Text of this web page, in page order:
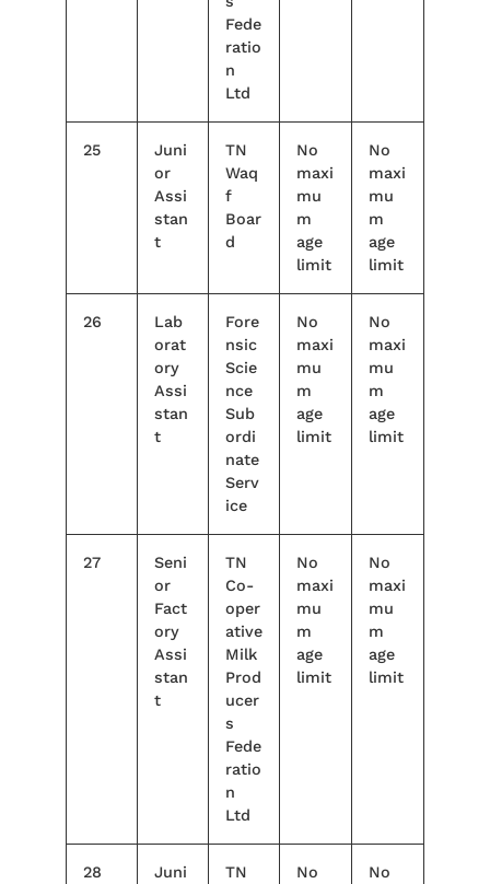
Fede
ratio
n
Ltd
25
Juni
or
Assi
stan
t
TN
Waq
f
Boar
d
No
maxi
mu
m
age
limit
No
maxi
mu
m
age
limit
26
Lab
orat
ory
Assi
stan
t
Fore
nsic
Scie
nce
Sub
ordi
nate
Serv
ice
No
maxi
mu
m
age
limit
No
maxi
mu
m
age
limit
27
Seni
or
Fact
ory
Assi
stan
t
TN
Co-
oper
ative
Milk
Prod
ucer
s
Fede
ratio
n
Ltd
No
maxi
mu
m
age
limit
No
maxi
mu
m
age
limit
28
Juni
TN
No
No